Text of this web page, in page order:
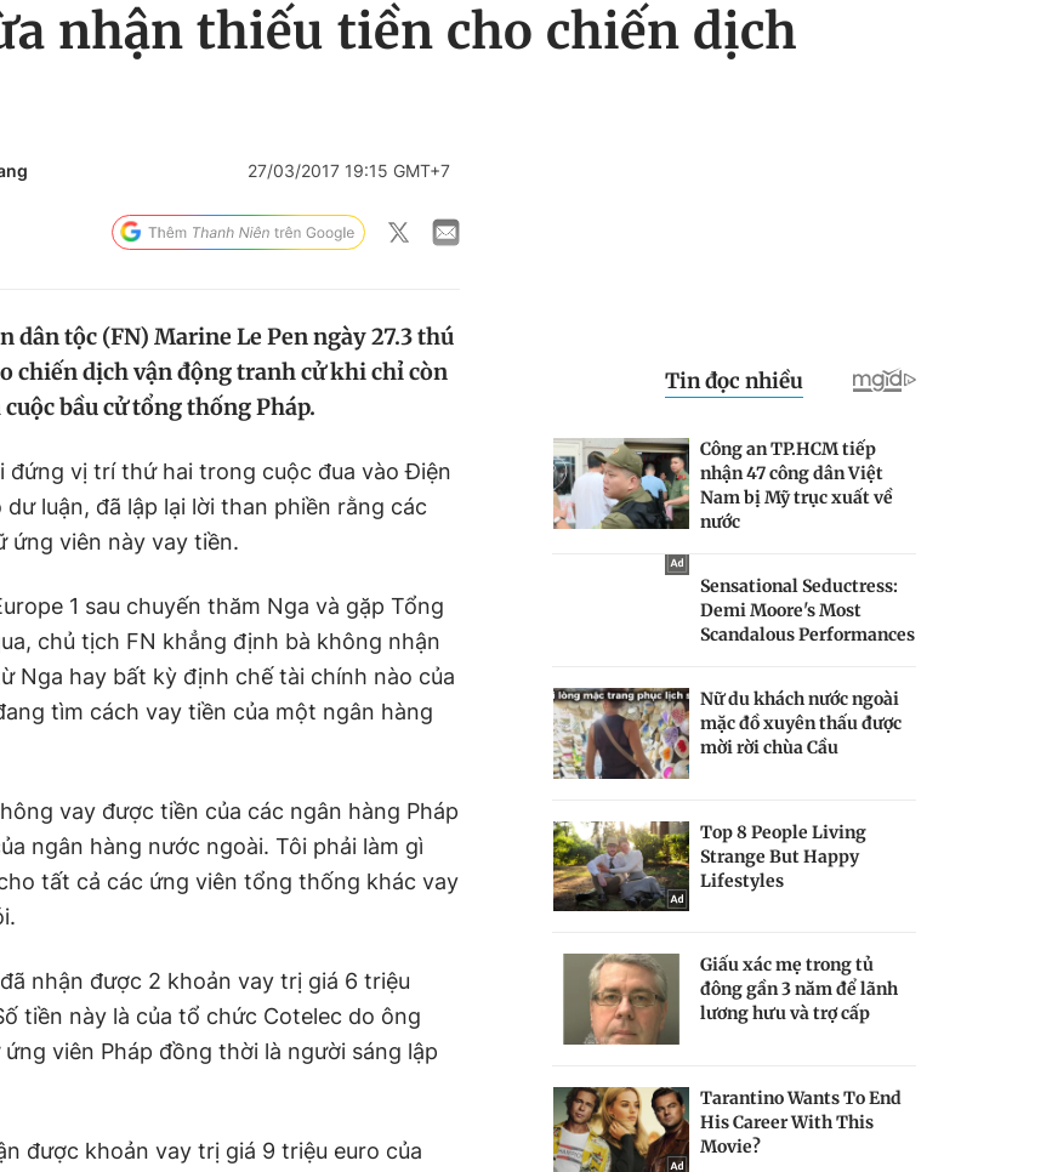
nhận thiếu tiền cho chiến dịch
27/03/2017 19:15 GMT+7
dân tộc (FN) Marine Le Pen ngày 27.3 thú
chiến dịch vận động tranh cử khi chỉ còn
bầu cử tổng thống Pháp.
đứng vị trí thứ hai trong cuộc đua vào Điện
luận, đã lập lại lời than phiền rằng các
ứng viên này vay tiền.
1 sau chuyến thăm Nga và gặp Tổng
chủ tịch FN khẳng định bà không nhận
Nga hay bất kỳ định chế tài chính nào của
tìm cách vay tiền của một ngân hàng
vay được tiền của các ngân hàng Pháp
ngân hàng nước ngoài. Tôi phải làm gì
tất cả các ứng viên tổng thống khác vay
nhận được 2 khoản vay trị giá 6 triệu
tiền này là của tổ chức Cotelec do ông
viên Pháp đồng thời là người sáng lập
được khoản vay trị giá 9 triệu euro của